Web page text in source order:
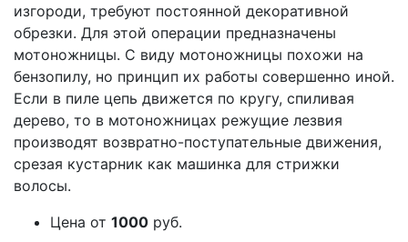
изгороди, требуют постоянной декоративной
обрезки. Для этой операции предназначены
мотоножницы. С виду мотоножницы похожи на
бензопилу, но принцип их работы совершенно иной.
Если в пиле цепь движется по кругу, спиливая
дерево, то в мотоножницах режущие лезвия
производят возвратно-поступательные движения,
срезая кустарник как машинка для стрижки
волосы.
Цена от 1000 руб.